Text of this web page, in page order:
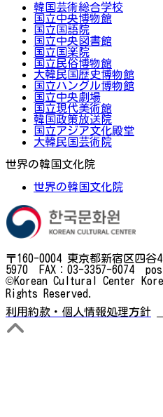
韓国芸術総合学校
国立中央博物館
国立国語院
国立中央図書館
国立国楽院
国立民俗博物館
大韓民国歴史博物館
国立ハングル博物館
国立中央劇場
国立現代美術館
韓国政策放送院
国立アジア文化殿堂
大韓民国芸術院
世界の韓国文化院
世界の韓国文化院
〒160-0004 東京都新宿区四
5970 FAX：03-3357-6074
©Korean Cultural Center
Rights Reserved.
利用約款・個人情報処理方針